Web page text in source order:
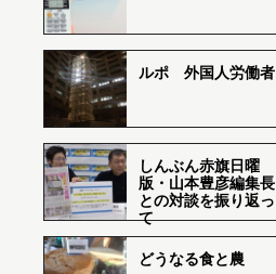
ルポ 外国人労働者
しんぶん赤旗日曜
版・山本豊彦編集長
との対談を振り返っ
て
どうなる食と農